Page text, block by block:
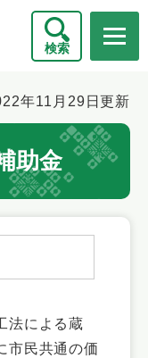
検索
年11月29日更新
助金
法による蔵
市民共通の価